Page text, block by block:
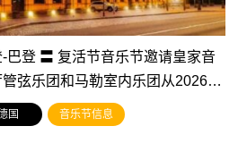
-巴登 〓 复活节音乐节邀请皇家音
管弦乐团和马勒室内乐团从2026…
国 音乐节信息